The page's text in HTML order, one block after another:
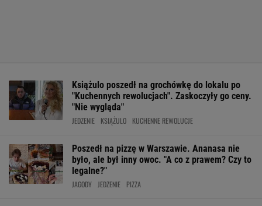
Książulo poszedł na grochówkę do lokalu po
"Kuchennych rewolucjach". Zaskoczyły go ceny.
"Nie wygląda"
JEDZENIE KSIĄŻULO KUCHENNE REWOLUCJE
Poszedł na pizzę w Warszawie. Ananasa nie
było, ale był inny owoc. "A co z prawem? Czy to
legalne?"
JAGODY JEDZENIE PIZZA